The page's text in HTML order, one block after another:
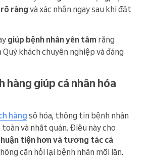
ràng và xác nhận ngay sau khi đặt
giúp bệnh nhân yên tâm rằng
khách chuyên nghiệp và đáng
hàng giúp cá nhân hóa
hàng số hóa, thông tin bệnh nhân
và nhất quán. Điều này cho
tiện hơn và tương tác cá
cần hỏi lại bệnh nhân mỗi lần.